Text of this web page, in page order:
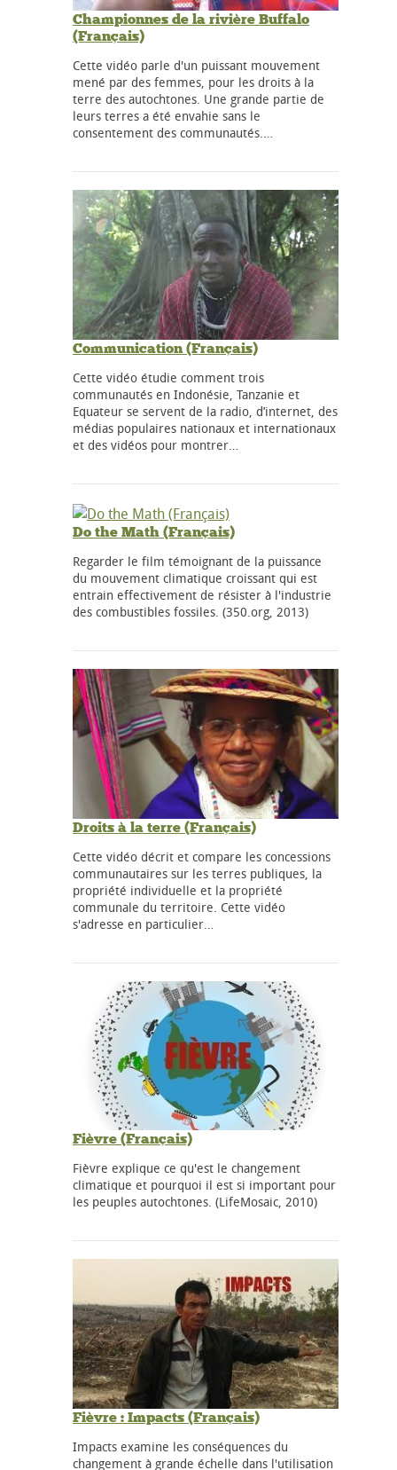
Championnes de la rivière Buffalo
(Français)
Cette vidéo parle d'un puissant mouvement
mené par des femmes, pour les droits à la
terre des autochtones. Une grande partie de
leurs terres a été envahie sans le
consentement des communautés.…
Communication (Français)
Cette vidéo étudie comment trois
communautés en Indonésie, Tanzanie et
Equateur se servent de la radio, d’internet, des
médias populaires nationaux et internationaux
et des vidéos pour montrer…
Do the Math (Français)
Regarder le film témoignant de la puissance
du mouvement climatique croissant qui est
entrain effectivement de résister à l'industrie
des combustibles fossiles. (350.org, 2013)
Droits à la terre (Français)
Cette vidéo décrit et compare les concessions
communautaires sur les terres publiques, la
propriété individuelle et la propriété
communale du territoire. Cette vidéo
s'adresse en particulier…
Fièvre (Français)
Fièvre explique ce qu'est le changement
climatique et pourquoi il est si important pour
les peuples autochtones. (LifeMosaic, 2010)
Fièvre : Impacts (Français)
Impacts examine les conséquences du
changement à grande échelle dans l'utilisation